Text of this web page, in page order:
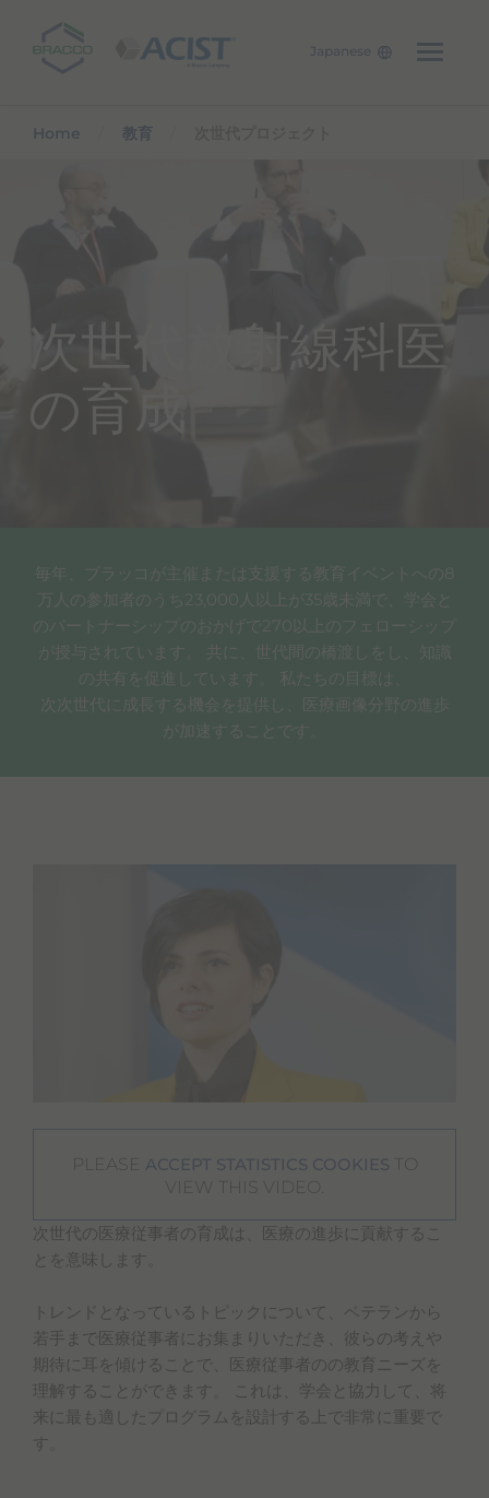
Japanese
Home 教育
次世代放射線科医
の育成
毎年、ブラッコが主催または支援する教育イベントへの8
万人の参加者のうち23,000人以上が35歳未満で、学会と
のパートナーシップのおかげで270以上のフェローシップ
が授与されています。 共に、世代間の橋渡しをし、知識
の共有を促進しています。 私たちの目標は、
次次世代に成長する機会を提供し、医療画像分野の進歩
が加速することです。
PLEASE ACCEPT STATISTICS COOKIES TO
VIEW THIS VIDEO.
次世代の医療従事者の育成は、医療の進歩に貢献するこ
とを意味します。
トレンドとなっているトピックについて、ベテランから
若手まで医療従事者にお集まりいただき、彼らの考えや
期待に耳を傾けることで、医療従事者のの教育ニーズを
理解することができます。 これは、学会と協力して、将
来に最も適したプログラムを設計する上で非常に重要で
す。